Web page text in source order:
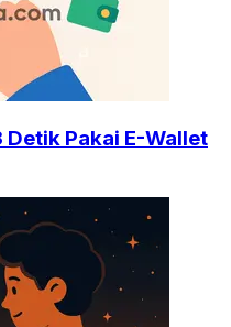
Detik Pakai E-Wallet